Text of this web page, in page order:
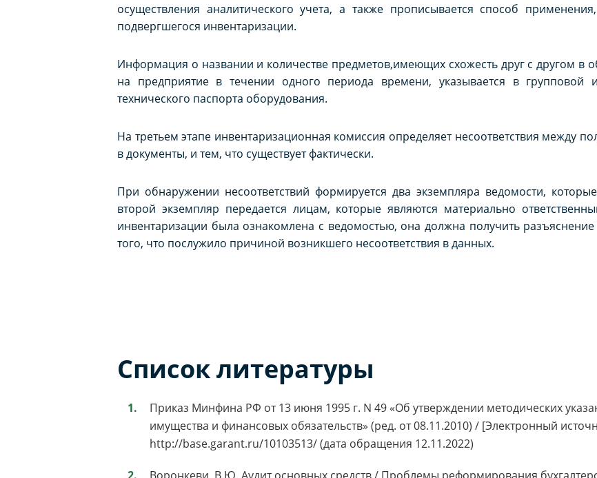
осуществления аналитического учета, а также прописывается способ
подвергшегося инвентаризации.
Информация о названии и количестве предметов,имеющих схожесть друг с другом в
на предприятие в течении одного периода времени, указывается в групповой
технического паспорта оборудования.
На третьем этапе инвентаризационная комиссия определяет несоответствия между
в документы, и тем, что существует фактически.
При обнаружении несоответствий формируется два экземпляра ведомости,
второй экземпляр передается лицам, которые являются материально
инвентаризации была ознакомлена с ведомостью, она должна получить
того, что послужило причиной возникшего несоответствия в данных.
Список литературы
Приказ Минфина РФ от 13 июня 1995 г. N 49 «Об утверждении методических
имущества и финансовых обязательств» (ред. от 08.11.2010) / [Электронный
http://base.garant.ru/10103513/ (дата обращения 12.11.2022)